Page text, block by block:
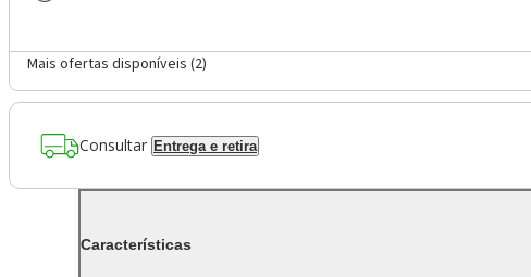
Mais ofertas disponíveis (2)
Consultar Entrega e retira
Características